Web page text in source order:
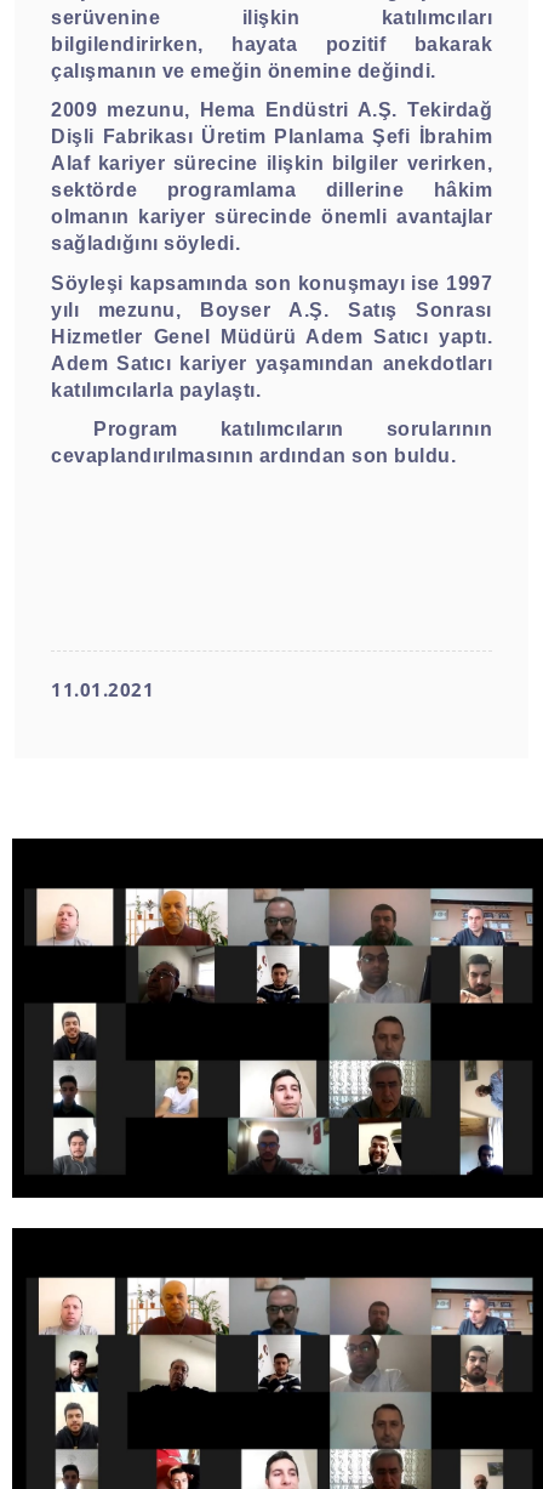
serüvenine ilişkin katılımcıları
bilgilendirirken, hayata pozitif bakarak
çalışmanın ve emeğin önemine değindi.
2009 mezunu, Hema Endüstri A.Ş. Tekirdağ
Dişli Fabrikası Üretim Planlama Şefi İbrahim
Alaf kariyer sürecine ilişkin bilgiler verirken,
sektörde programlama dillerine hâkim
olmanın kariyer sürecinde önemli avantajlar
sağladığını söyledi.
Söyleşi kapsamında son konuşmayı ise 1997
yılı mezunu, Boyser A.Ş. Satış Sonrası
Hizmetler Genel Müdürü Adem Satıcı yaptı.
Adem Satıcı kariyer yaşamından anekdotları
katılımcılarla paylaştı.
Program katılımcıların sorularının
cevaplandırılmasının ardından son buldu.
11.01.2021